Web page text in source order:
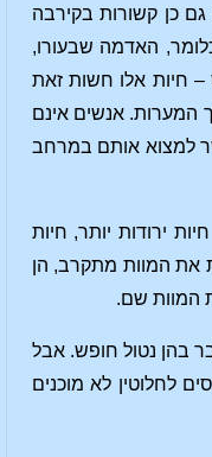
כן קשורות בקירבה
האדמה שבעורו,
חיות אלו חשות זאת
המערות. אנשים אינם
למצוא אותם במרחב
ירודות יותר, חיות
את המוות מתקרב, הן
המוות שם.
בהן נטול חופש. אבל
לחלוטין לא מוכנים